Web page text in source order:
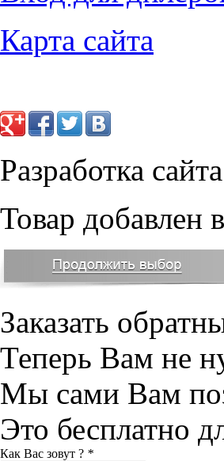
Карта сайта
Разработка
Товар добавлен
Заказать
Теперь Вам не
Мы сами Вам
Это бесплатно
Как Вас зовут ? *